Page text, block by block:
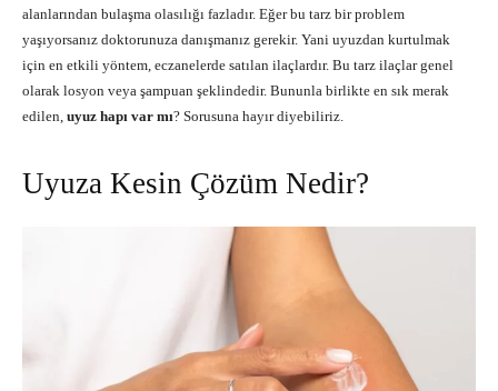
alanlarından bulaşma olasılığı fazladır. Eğer bu tarz bir problem
yaşıyorsanız doktorunuza danışmanız gerekir. Yani uyuzdan kurtulmak
için en etkili yöntem, eczanelerde satılan ilaçlardır. Bu tarz ilaçlar genel
olarak losyon veya şampuan şeklindedir. Bununla birlikte en sık merak
edilen, uyuz hapı var mı? Sorusuna hayır diyebiliriz.
Uyuza Kesin Çözüm Nedir?